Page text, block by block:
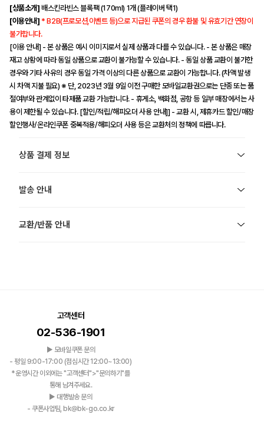
[상품소개] 배스킨라빈스 블록팩 (170ml) 1개 (플레이버 택1)
[이용안내] * B2B(프로모션,이벤트 등)으로 지급된 쿠폰의 경우 환불 및 유효기간 연장이
불가합니다.
[이용 안내] - 본 상품은 예시 이미지로서 실제 상품과 다를 수 있습니다. - 본 상품은 매장
재고 상황에 따라 동일 상품으로 교환이 불가능할 수 있습니다. - 동일 상품 교환이 불가한
경우와 기타 사유의 경우 동일 가격 이상의 다른 상품으로 교환이 가능합니다. (차액 발생
시 차액 지불 필요) ※ 단, 2023년 3월 9일 이전 구매한 모바일교환권으로는 단종 또는 품
절여부와 관계없이 타제품 교환 가능합니다. - 휴게소, 백화점, 공항 등 일부 매장에서는 사
용이 제한될 수 있습니다. [할인/적립/해피오더 사용 안내]] - 교환 시, 제휴카드 할인/매장
할인행사/온라인쿠폰 중복적용/해피오더 사용 등은 교환처의 정책에 따릅니다.
상품 결제 정보
발송 안내
교환/반품 안내
고객센터
02-536-1901
▶ 모바일쿠폰 문의
- 평일 9:00-17:00 (점심시간 12:00~13:00)
*운영시간 이외에는 "고객센터">"문의하기"를
통해 남겨주세요.
▶ 대행발송 문의
- 쿠폰사업팀, bk@bk-go.co.kr